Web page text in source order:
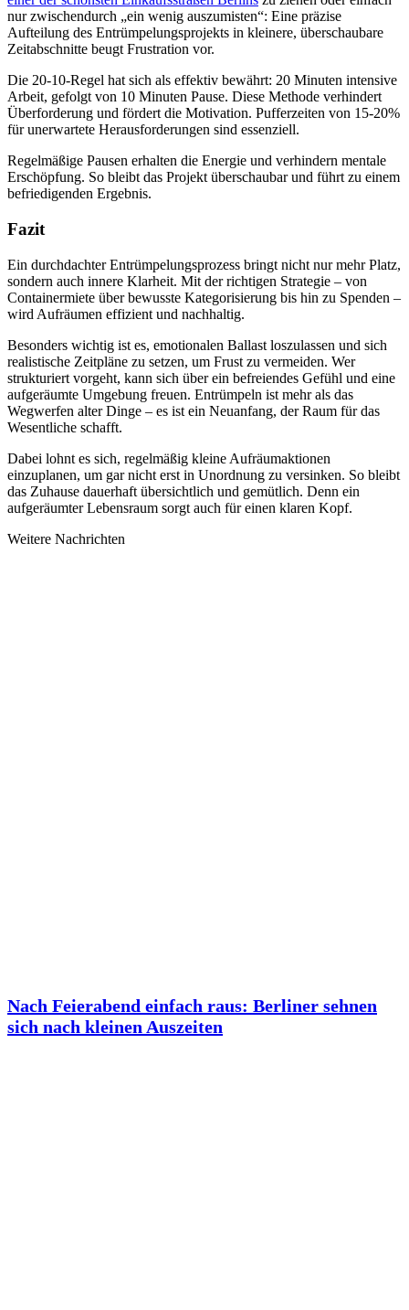
nur zwischendurch „ein wenig auszumisten“: Eine präzise
Aufteilung des Entrümpelungsprojekts in kleinere, überschaubare
Zeitabschnitte beugt Frustration vor.
Die 20-10-Regel hat sich als effektiv bewährt: 20 Minuten intensive
Arbeit, gefolgt von 10 Minuten Pause. Diese Methode verhindert
Überforderung und fördert die Motivation. Pufferzeiten von 15-20%
für unerwartete Herausforderungen sind essenziell.
Regelmäßige Pausen erhalten die Energie und verhindern mentale
Erschöpfung. So bleibt das Projekt überschaubar und führt zu einem
befriedigenden Ergebnis.
Fazit
Ein durchdachter Entrümpelungsprozess bringt nicht nur mehr Platz,
sondern auch innere Klarheit. Mit der richtigen Strategie – von
Containermiete über bewusste Kategorisierung bis hin zu Spenden –
wird Aufräumen effizient und nachhaltig.
Besonders wichtig ist es, emotionalen Ballast loszulassen und sich
realistische Zeitpläne zu setzen, um Frust zu vermeiden. Wer
strukturiert vorgeht, kann sich über ein befreiendes Gefühl und eine
aufgeräumte Umgebung freuen. Entrümpeln ist mehr als das
Wegwerfen alter Dinge – es ist ein Neuanfang, der Raum für das
Wesentliche schafft.
Dabei lohnt es sich, regelmäßig kleine Aufräumaktionen
einzuplanen, um gar nicht erst in Unordnung zu versinken. So bleibt
das Zuhause dauerhaft übersichtlich und gemütlich. Denn ein
aufgeräumter Lebensraum sorgt auch für einen klaren Kopf.
Weitere Nachrichten
Nach Feierabend einfach raus: Berliner sehnen
sich nach kleinen Auszeiten